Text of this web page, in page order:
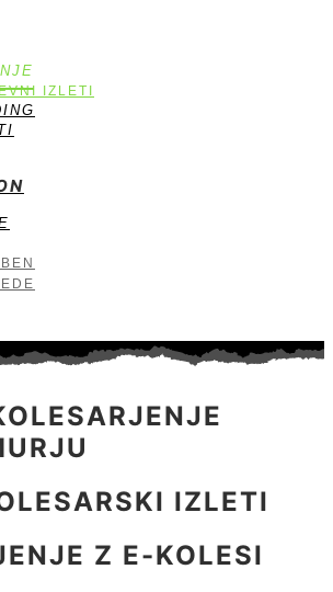
IZLETI
EN
DE
IZLETI
Z E-KOLESI